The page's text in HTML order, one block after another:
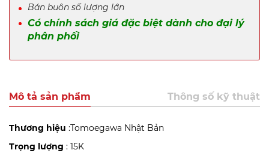
Bán buôn số lượng lớn
Có chính sách giá đặc biệt dành cho đại lý
phân phối
Mô tả sản phẩm Thông số kỹ thuật
Thương hiệu :Tomoegawa Nhật Bản
Trọng lượng : 15K